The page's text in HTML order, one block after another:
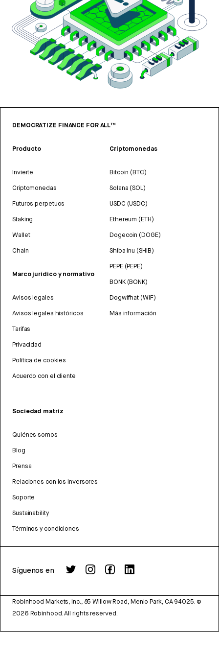
DEMOCRATIZE FINANCE FOR ALL™
Producto
Invierte
Criptomonedas
Futuros perpetuos
Staking
Wallet
Chain
Marco jurídico y normativo
Avisos legales
Avisos legales históricos
Tarifas
Privacidad
Política de cookies
Acuerdo con el cliente
Criptomonedas
Bitcoin (BTC)
Solana (SOL)
USDC (USDC)
Ethereum (ETH)
Dogecoin (DOGE)
Shiba Inu (SHIB)
PEPE (PEPE)
BONK (BONK)
Dogwifhat (WIF)
Más información
Sociedad matriz
Quiénes somos
Blog
Prensa
Relaciones con los inversores
Soporte
Sustainability
Términos y condiciones
Síguenos en
Robinhood Markets, Inc., 85 Willow Road, Menlo Park, CA 94025. ©
2026 Robinhood. All rights reserved.